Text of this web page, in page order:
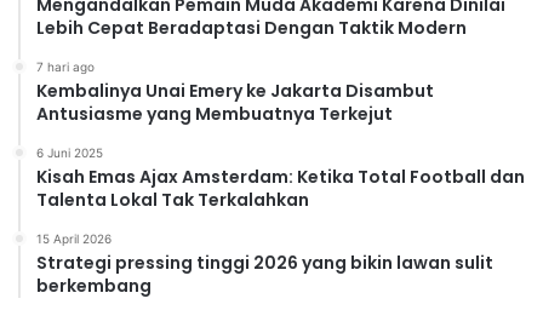
Mengandalkan Pemain Muda Akademi Karena Dinilai
Lebih Cepat Beradaptasi Dengan Taktik Modern
7 hari ago
Kembalinya Unai Emery ke Jakarta Disambut
Antusiasme yang Membuatnya Terkejut
6 Juni 2025
Kisah Emas Ajax Amsterdam: Ketika Total Football dan
Talenta Lokal Tak Terkalahkan
15 April 2026
Strategi pressing tinggi 2026 yang bikin lawan sulit
berkembang